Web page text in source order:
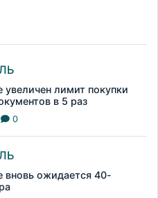
увеличен лимит покупки
в 5 раз
0
вновь ожидается 40-